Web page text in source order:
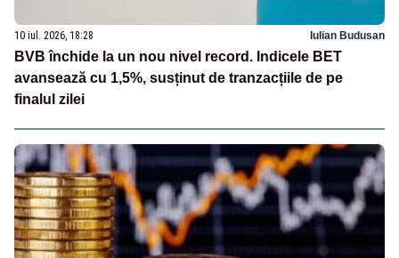
10 iul. 2026, 18:28 Iulian Budusan
BVB închide la un nou nivel record. Indicele BET
avansează cu 1,5%, susținut de tranzacțiile de pe
finalul zilei